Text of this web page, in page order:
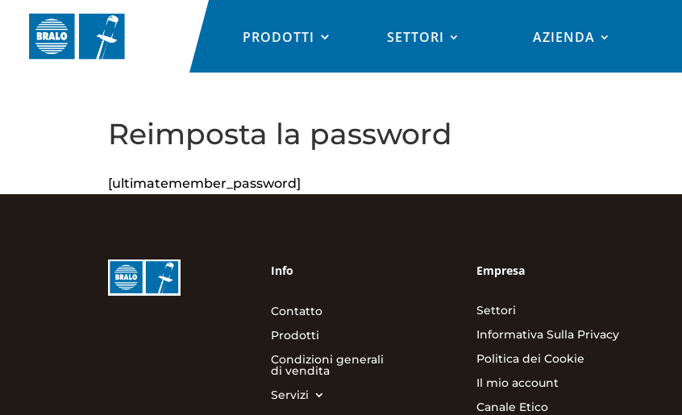
PRODOTTI SETTORI AZIENDA
Reimposta la password
[ultimatemember_password]
Info
Contatto
Prodotti
Condizioni generali
di vendita
Servizi
Empresa
Settori
Informativa Sulla Privacy
Politica dei Cookie
Il mio account
Canale Etico